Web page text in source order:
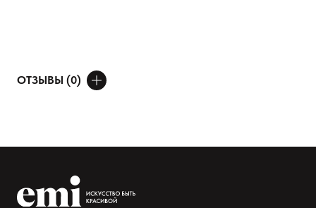
ОТЗЫВЫ (0)
Ваше имя